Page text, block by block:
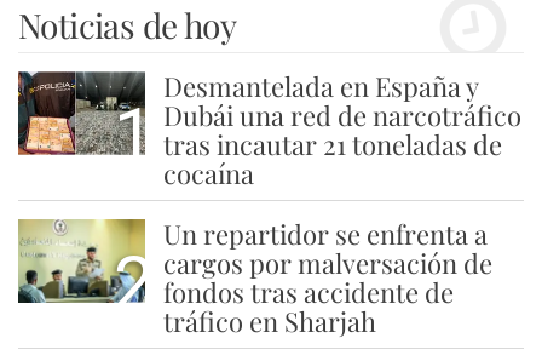
Noticias de hoy
1
Desmantelada en España y
Dubái una red de narcotráfico
tras incautar 21 toneladas de
cocaína
2
Un repartidor se enfrenta a
cargos por malversación de
fondos tras accidente de
tráfico en Sharjah